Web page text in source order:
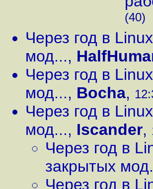
(40)
Через год в
мод...,
Через год в
мод..., Bocha,
Через год в
мод..., Iscander,
Через год в
закрытых
Через год в